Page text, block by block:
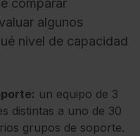
comparar
algunos
nivel de capacidad
un equipo de 3
distintas a uno de 30
grupos de soporte.